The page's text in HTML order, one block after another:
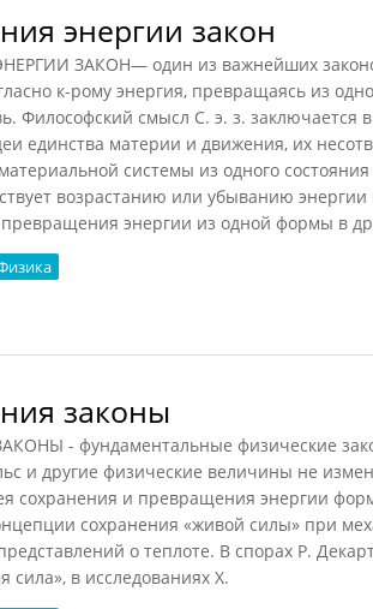
энергии закон
ЗАКОН— один из важнейших
к-рому энергия, превращаясь из
Философский смысл С. э. з. заключается
единства материи и движения, их
системы из одного
возрастанию или убыванию
энергии из одной формы в
законы
- фундаментальные физические
и другие физические величины не
сохранения и превращения энергии
сохранения «живой силы» при
о теплоте. В спорах Р.
сила», в исследованиях X.